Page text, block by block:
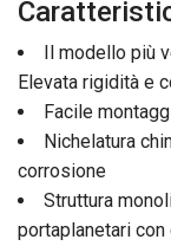
Il modello più
Elevata rigidità e
Facile
Nichelatura
corrosione
Struttura
portaplanetari